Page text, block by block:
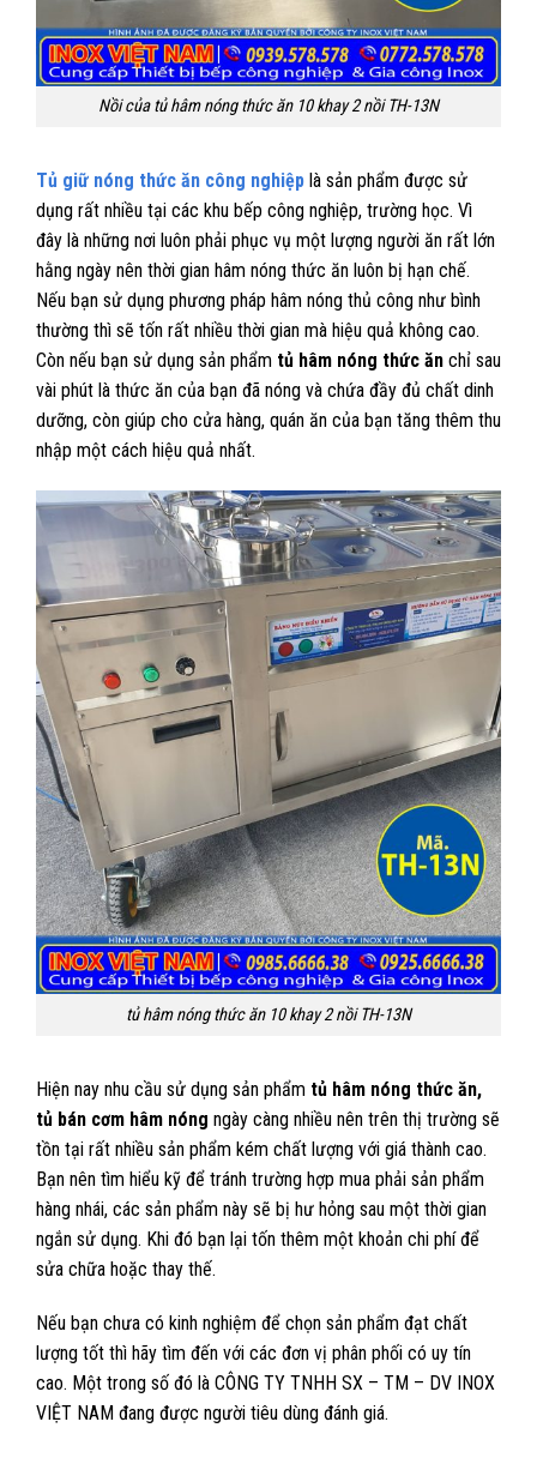
Nồi của tủ hâm nóng thức ăn 10 khay 2 nồi TH-13N
Tủ giữ nóng thức ăn công nghiệp là sản phẩm được sử
dụng rất nhiều tại các khu bếp công nghiệp, trường học. Vì
đây là những nơi luôn phải phục vụ một lượng người ăn rất lớn
hằng ngày nên thời gian hâm nóng thức ăn luôn bị hạn chế.
Nếu bạn sử dụng phương pháp hâm nóng thủ công như bình
thường thì sẽ tốn rất nhiều thời gian mà hiệu quả không cao.
Còn nếu bạn sử dụng sản phẩm tủ hâm nóng thức ăn chỉ sau
vài phút là thức ăn của bạn đã nóng và chứa đầy đủ chất dinh
dưỡng, còn giúp cho cửa hàng, quán ăn của bạn tăng thêm thu
nhập một cách hiệu quả nhất.
tủ hâm nóng thức ăn 10 khay 2 nồi TH-13N
Hiện nay nhu cầu sử dụng sản phẩm tủ hâm nóng thức ăn,
tủ bán cơm hâm nóng ngày càng nhiều nên trên thị trường sẽ
tồn tại rất nhiều sản phẩm kém chất lượng với giá thành cao.
Bạn nên tìm hiểu kỹ để tránh trường hợp mua phải sản phẩm
hàng nhái, các sản phẩm này sẽ bị hư hỏng sau một thời gian
ngắn sử dụng. Khi đó bạn lại tốn thêm một khoản chi phí để
sửa chữa hoặc thay thế.
Nếu bạn chưa có kinh nghiệm để chọn sản phẩm đạt chất
lượng tốt thì hãy tìm đến với các đơn vị phân phối có uy tín
cao. Một trong số đó là CÔNG TY TNHH SX – TM – DV INOX
VIỆT NAM đang được người tiêu dùng đánh giá.